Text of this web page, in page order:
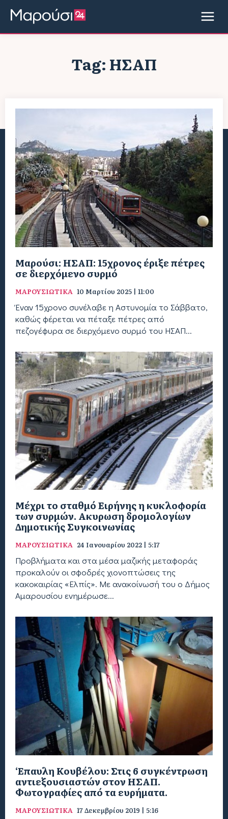
Tag: ΗΣΑΠ
Μαρούσι: ΗΣΑΠ: 15χρονος έριξε πέτρες
σε διερχόμενο συρμό
ΜΑΡΟΥΣΙΩΤΙΚΑ 10 Μαρτίου 2025 | 11:00
Έναν 15χρονο συνέλαβε η Αστυνομία το Σάββατο,
καθώς φέρεται να πέταξε πέτρες από
πεζογέφυρα σε διερχόμενο συρμό του ΗΣΑΠ...
Μέχρι το σταθμό Ειρήνης η κυκλοφορία
των συρμών. Ακυρωση δρομολογίων
Δημοτικής Συγκοινωνίας
ΜΑΡΟΥΣΙΩΤΙΚΑ 24 Ιανουαρίου 2022 | 5:17
Προβλήματα και στα μέσα μαζικής μεταφοράς
προκαλούν οι σφοδρές χιονοπτώσεις της
κακοκαιρίας «Ελπίς». Με ανακοίνωσή του ο Δήμος
Αμαρουσίου ενημέρωσε...
‘Επαυλη Κουβέλου: Στις 6 συγκέντρωση
αντιεξουσιαστών στον ΗΣΑΠ.
Φωτογραφίες από τα ευρήματα.
ΜΑΡΟΥΣΙΩΤΙΚΑ 17 Δεκεμβρίου 2019 | 5:16